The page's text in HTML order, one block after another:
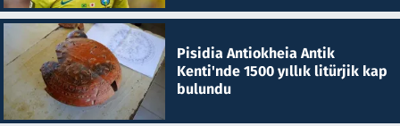
Pisidia Antiokheia Antik
Kenti'nde 1500 yıllık litürjik kap
bulundu